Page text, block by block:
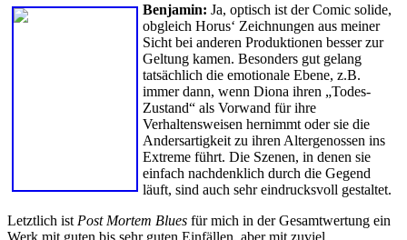
Benjamin: Ja, optisch ist der Comic solide,
obgleich Horus‘ Zeichnungen aus meiner
Sicht bei anderen Produktionen besser zur
Geltung kamen. Besonders gut gelang
tatsächlich die emotionale Ebene, z.B.
immer dann, wenn Diona ihren „Todes-
Zustand“ als Vorwand für ihre
Verhaltensweisen hernimmt oder sie die
Andersartigkeit zu ihren Altergenossen ins
Extreme führt. Die Szenen, in denen sie
einfach nachdenklich durch die Gegend
läuft, sind auch sehr eindrucksvoll gestaltet.
Letztlich ist Post Mortem Blues für mich in der Gesamtwertung ein
Werk mit guten bis sehr guten Einfällen, aber mit zuviel